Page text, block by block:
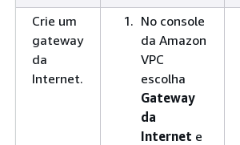
Crie um
gateway
da
Internet.
No console
da Amazon
VPC
escolha
Gateway
da
Internet e